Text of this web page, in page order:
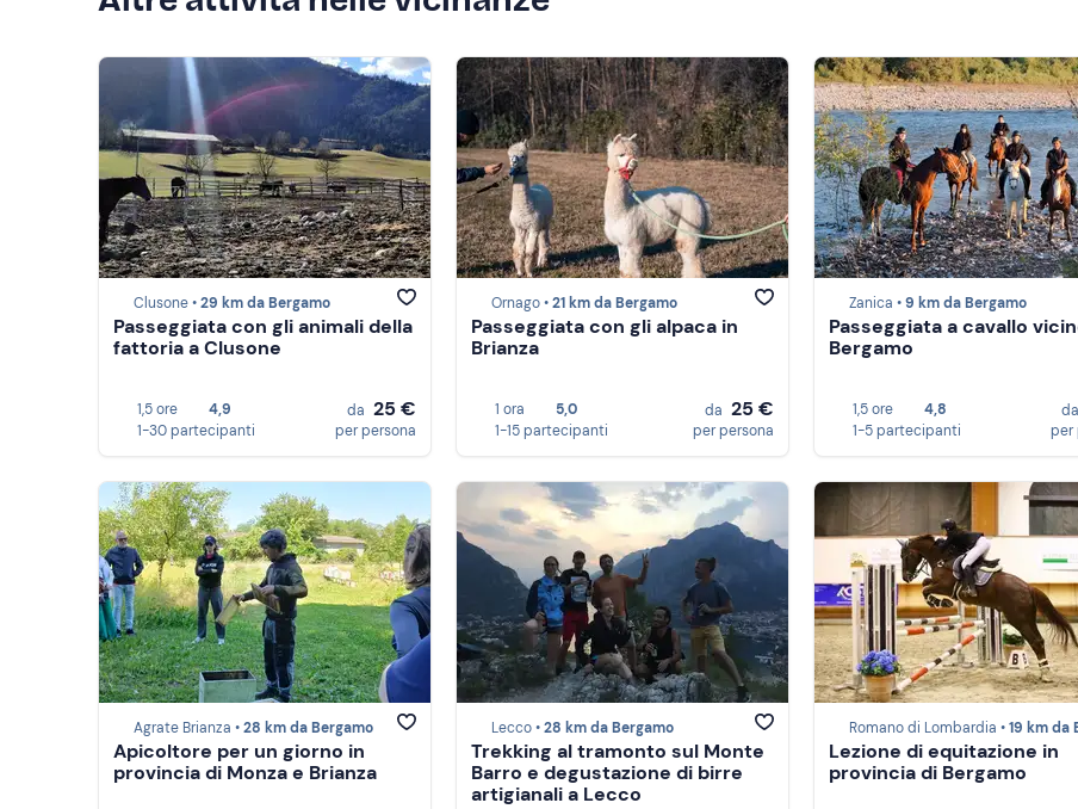
Clusone •29 km da Bergamo
Passeggiata con gli animali della
fattoria a Clusone
1,5 ore
4,9
1-30 partecipanti
da 25 €
per persona
Ornago •21 km da Bergamo
Passeggiata con gli alpaca in
Brianza
1 ora
5,0
1-15 partecipanti
da 25 €
per persona
Zanica •9 km da Bergamo
Passeggiata a cavallo
Bergamo
1,5 ore
4,8
1-5 partecipanti
da
per
Agrate Brianza •28 km da Bergamo
Apicoltore per un giorno in
provincia di Monza e Brianza
Lecco •28 km da Bergamo
Trekking al tramonto sul Monte
Barro e degustazione di birre
artigianali a Lecco
Romano di Lombardia •19 km da
Lezione di equitazione in
provincia di Bergamo